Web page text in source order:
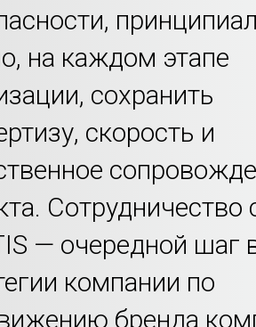
на каждом этапе
сохранить
скорость и
Сотрудничество
— очередной шаг
компании по
бренда